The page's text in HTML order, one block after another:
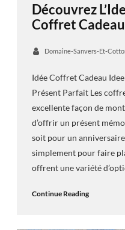
Découvrez
Coffret Cadeau
Domaine-Sanvers-Et-
Idée Coffret Cadeau
Présent Parfait Les
excellente façon de
d’offrir un présent
soit pour un
simplement pour faire
offrent une variété
Continue Reading